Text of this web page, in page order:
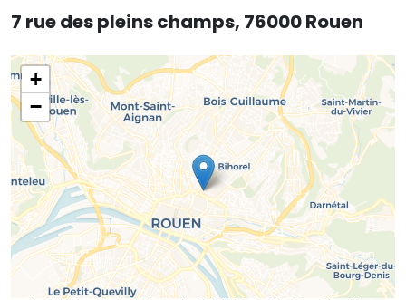
7 rue des pleins champs, 76000 Rouen
+
−